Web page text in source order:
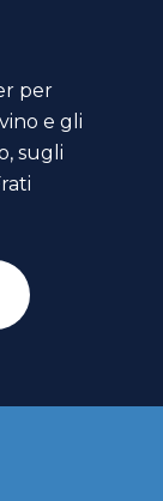
per
e gli
sugli